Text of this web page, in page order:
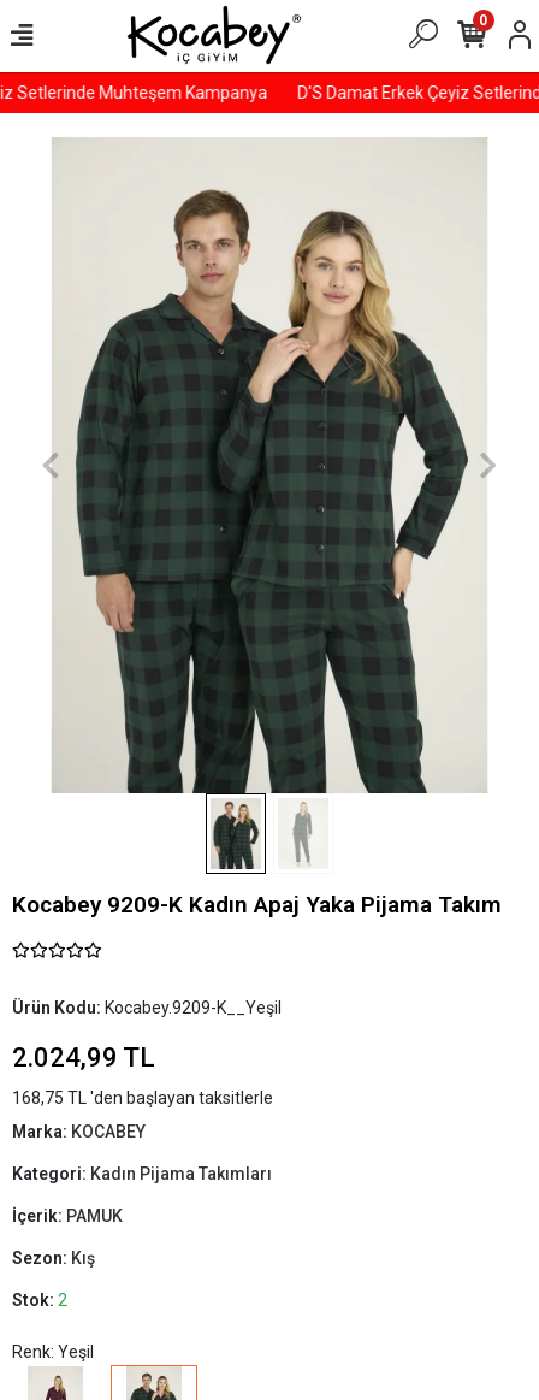
Setlerinde Muhteşem Kampanya D'S Damat Erkek Çeyiz
0
Kocabey 9209-K Kadın Apaj Yaka Pijama Takım
Ürün Kodu: Kocabey.9209-K__Yeşil
2.024,99 TL
168,75 TL 'den başlayan taksitlerle
Marka: KOCABEY
Kategori: Kadın Pijama Takımları
İçerik: PAMUK
Sezon: Kış
Stok: 2
Renk: Yeşil